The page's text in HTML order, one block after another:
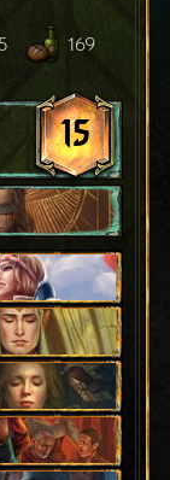
169
15